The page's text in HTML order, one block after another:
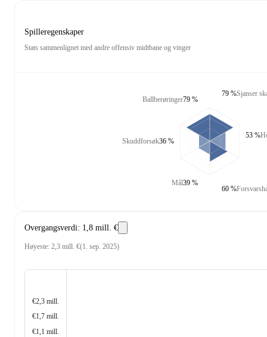
Spilleregenskaper
Stats sammenlignet med andre offensiv midtbane og vinger
Ballberøringer79 %
Skuddforsøk36 %
Mål39 %
Sjanser
79 %
53 %
60 %
Overgangsverdi: 1,8 mill. €
Høyeste: 2,3 mill. €(1. sep. 2025)
€2,3 mill.
€1,7 mill.
€1,1 mill.